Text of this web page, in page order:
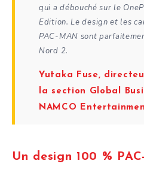
qui a débouché sur le
Edition. Le design et les
PAC-MAN sont
Nord 2.
Yutaka Fuse,
la section Global
NAMCO
Un design 100 %